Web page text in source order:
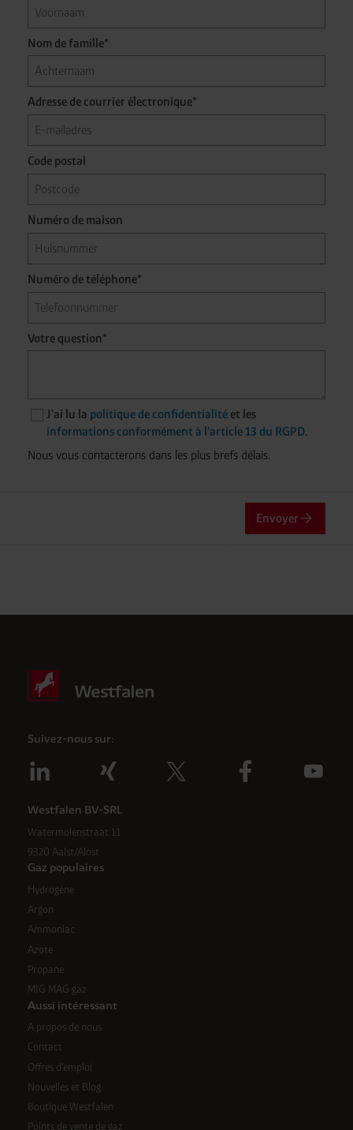
Combustible R-142b, R-152a
Faible
inflammabilité
455A, R-1234yf, R-
R-717
des flammes
R-123,
Nom de famille*
Adresse de courrier électronique*
Code postal
Numéro de maison
Numéro de téléphone*
Votre question*
J'ai lu la politique de confidentialitéet les
informations conformément à l'article 13 du RGPD.
Nous vous contacterons dans les plus brefs délais.
Envoyer
Suivez-nous sur:
Westfalen BV-SRL
Watermolenstraat 11
9320 Aalst/Alost
Gaz populaires
Hydrogène
Argon
Ammoniac
Azote
Propane
MIG MAG gaz
Aussi intéressant
A propos de nous
Contact
Offres d'emploi
Nouvelles et Blog
Boutique Westfalen
Points de vente de gaz